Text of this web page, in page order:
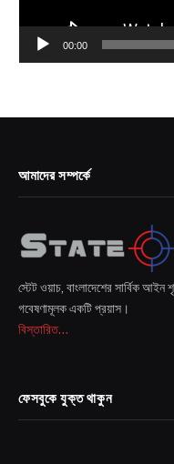
00:00
আমাদের সম্পর্কে
স্টেট ওয়াচ, বাংলাদেশের সার্বিক আইন
গবেষণামূলক একটি প্রয়াস।
বিস্তারিত...
ফেসবুকে যুক্ত থাকুন